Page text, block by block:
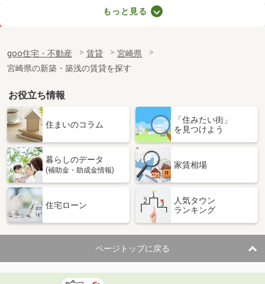
宮崎県宮崎市大塚町田淵ケ原
専有面積
26.08m²
間取り
1K
宮崎県延岡市日の出町１
価 格
6.70万円
宮崎県延岡市日の出町１
専有面積 26.5m²
間取り
ワンルーム
宮崎県宮崎市吉村町引土
住 所
宮崎県宮崎市吉村町引土
専有面積 26.08m²
間取り
1K
宮崎県宮崎市大島町山田ケ窪
もっと見る
goo住宅・不動産 賃貸
宮崎県
宮崎県の新築・築浅の賃貸を探す
お役立ち情報
住まいのコラム
「住みたい街」
を見つけよう
暮らしのデータ
(補助金・助成金情報)
家賃相場
住宅ローン
人気タウン
ランキング
ページトップに戻る